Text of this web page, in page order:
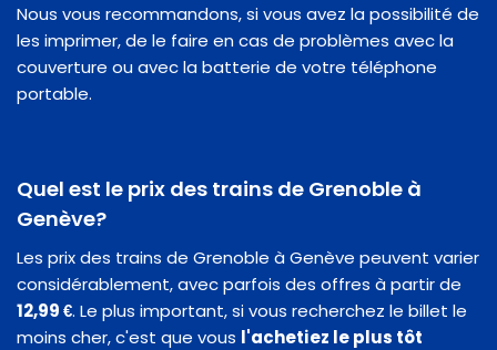
Nous vous recommandons, si vous avez la possibilité de
les imprimer, de le faire en cas de problèmes avec la
couverture ou avec la batterie de votre téléphone
portable.
Quel est le prix des trains de Grenoble à
Genève?
Les prix des trains de Grenoble à Genève peuvent varier
considérablement, avec parfois des offres à partir de
12,99 €. Le plus important, si vous recherchez le billet le
moins cher, c'est que vous l'achetiez le plus tôt